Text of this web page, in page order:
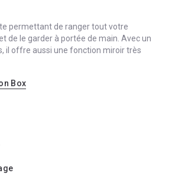
permettant de ranger tout votre
de le garder à portée de main. Avec un
il offre aussi une fonction miroir très
Box